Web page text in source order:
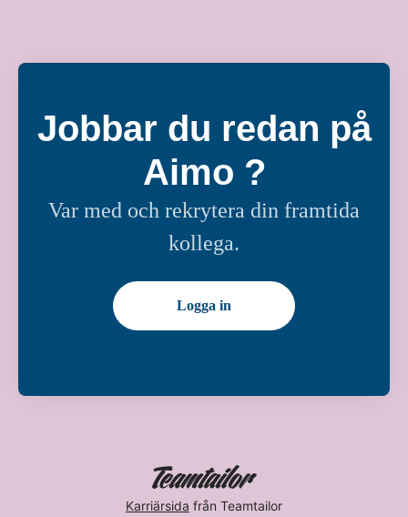
Jobbar du redan på
Aimo ?
Var med och rekrytera din framtida
kollega.
Logga in
Karriärsida från Teamtailor